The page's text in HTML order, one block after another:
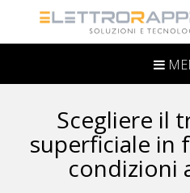
Scegliere il
superficiale in
condizioni